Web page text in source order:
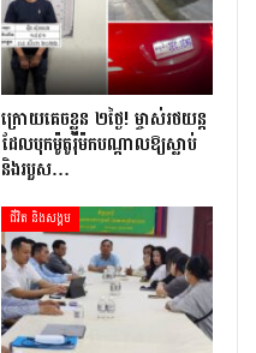
ក្រោយ​គេចខ្លួន ២​ថ្ងៃ​! ម្ចាស់​រថយន្ត​
ដែល​បុក​ម៉ូតូ​រ៉ឺ​ម៉ក​បណ្តាល​ឱ្យ​ស្លាប់
និង​របួស…
ជីវិត និងសង្គម